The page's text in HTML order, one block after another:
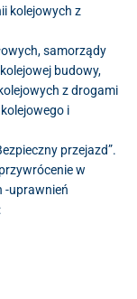
kolejowych z
samorządy
budowy,
z drogami
i
przejazd”.
w
-uprawnień